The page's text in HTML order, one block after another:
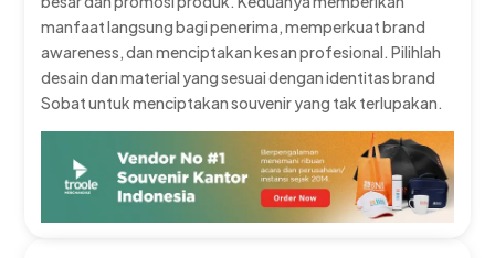
manfaat langsung bagi penerima, memperkuat brand
awareness, dan menciptakan kesan profesional. Pilihlah
desain dan material yang sesuai dengan identitas brand
Sobat untuk menciptakan souvenir yang tak terlupakan.